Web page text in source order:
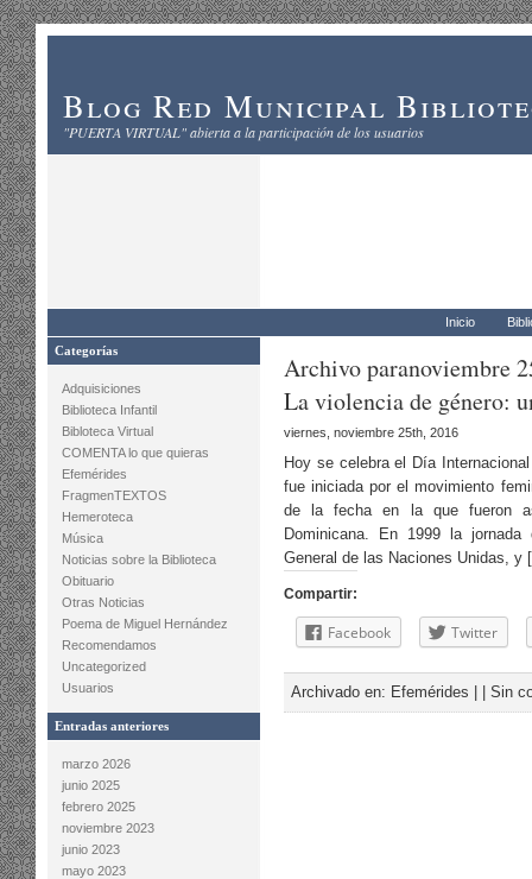
Blog Red Municipal
"PUERTA VIRTUAL" abierta a la participación de los usuarios
Inicio
Categorías
Adquisiciones
Biblioteca Infantil
Bibloteca Virtual
COMENTA lo que quieras
Efemérides
FragmenTEXTOS
Hemeroteca
Música
Noticias sobre la Biblioteca
Obituario
Otras Noticias
Poema de Miguel Hernández
Recomendamos
Uncategorized
Usuarios
Entradas anteriores
marzo 2026
junio 2025
febrero 2025
noviembre 2023
junio 2023
mayo 2023
Archivo paranoviembre
La violencia de género:
viernes, noviembre 25th, 2016
Hoy se celebra el Día
fue iniciada por el movimiento
de la fecha en la que fueron
Dominicana. En 1999 la
General de las Naciones Unidas,
Compartir:
Facebook Twitter
Archivado en: Efemérides Sin